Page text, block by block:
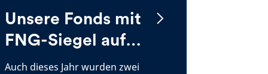
Unsere Fonds mit
FNG-Siegel auf
einen Blick
Auch dieses Jahr wurden zwei